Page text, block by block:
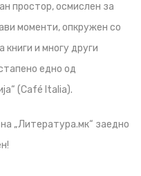
простор, осмислен за
моменти, опкружен со
книги и многу други
едно од
(Café Italia).
„Литература.мк“ заедно